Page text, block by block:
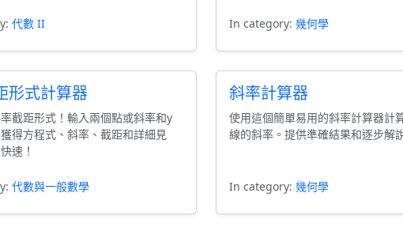
代數 II In category: 幾何學
形式計算器
截距形式！輸入兩個點或斜率和y
得方程式、斜率、截距和詳細見
速！
代數與一般數學
斜率計算器
使用這個簡單易用的斜率計算器計
線的斜率。提供準確結果和逐步解
In category: 幾何學